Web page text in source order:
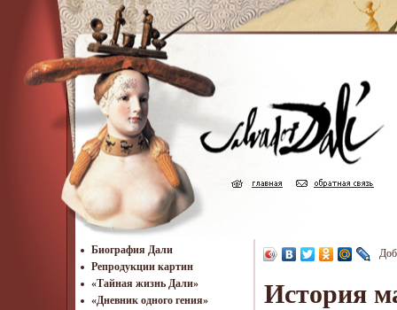
Биография Дали
Репродукции картин
«Тайная жизнь Дали»
«Дневник одного гения»
История